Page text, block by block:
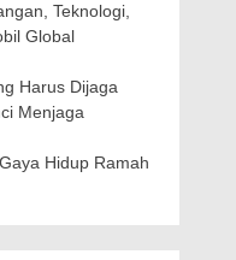
Teknologi,
Global
Harus Dijaga
Menjaga
Hidup Ramah